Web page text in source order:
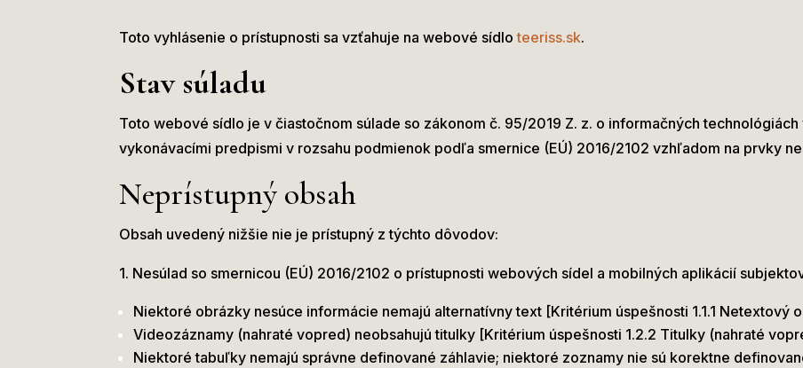
Toto vyhlásenie o prístupnosti sa vzťahuje na webové sídloteeriss.sk.
Stav súladu
Toto webové sídlo je v čiastočnom súlade so zákonom č. 95/2019 Z. z. o informačných
vykonávacími predpismi v rozsahu podmienok podľa smernice (EÚ) 2016/2102 vzhľadom na prvky
Neprístupný obsah
Obsah uvedený nižšie nie je prístupný z týchto dôvodov:
1. Nesúlad so smernicou (EÚ) 2016/2102 o prístupnosti webových sídel a mobilných aplikácií
Niektoré obrázky nesúce informácie nemajú alternatívny text [Kritérium úspešnosti 1.1.1 Netextový
Videozáznamy (nahraté vopred) neobsahujú titulky [Kritérium úspešnosti 1.2.2 Titulky (nahraté
Niektoré tabuľky nemajú správne definované záhlavie; niektoré zoznamy nie sú korektne